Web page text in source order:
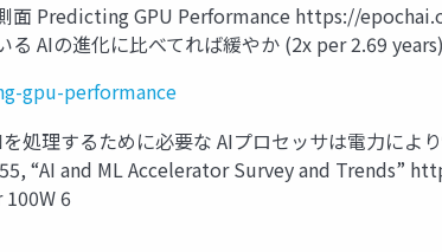
面 Predicting GPU Performance https://
る AIの進化に比べてれば緩やか (2x per 2.69
gpu-performance
処理するために必要な AIプロセッサは電力によ
“AI and ML Accelerator Survey and Trends”
6